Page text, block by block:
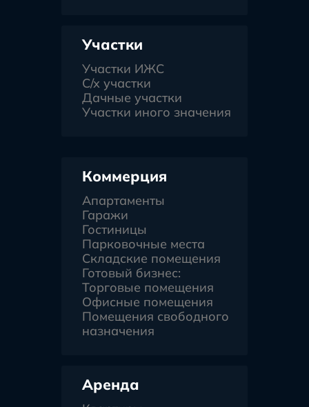
Участки
Участки ИЖС
С/х участки
Дачные участки
Участки иного значения
Коммерция
Апартаменты
Гаражи
Гостиницы
Парковочные места
Складские помещения
Готовый бизнес:
Торговые помещения
Офисные помещения
Помещения свободного
назначения
Аренда